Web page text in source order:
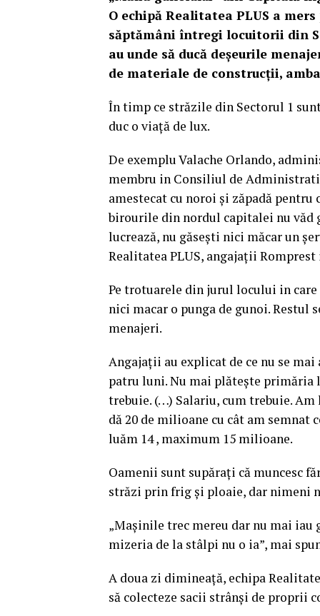
O echipă Realitatea PLUS a
săptămâni întregi locuitorii din
au unde să ducă deșeurile
de materiale de construcții,
În timp ce străzile din Sectorul 1
duc o viață de lux.
De exemplu Valache Orlando,
membru in Consiliul de
amestecat cu noroi și zăpadă
birourile din nordul capitalei nu văd
lucrează, nu găsești nici măcar un
Realitatea PLUS, angajații
Pe trotuarele din jurul locului in
nici macar o punga de gunoi. Restul
menajeri.
Angajații au explicat de ce nu se
patru luni. Nu mai plătește primăria
trebuie. (…) Salariu, cum trebuie.
dă 20 de milioane cu cât am semnat
luăm 14 , maximum 15 milioane.
Oamenii sunt supărați că muncesc
străzi prin frig și ploaie, dar nimeni
„Mașinile trec mereu dar nu mai
mizeria de la stâlpi nu o ia”, mai
A doua zi dimineață, echipa
să colecteze sacii strânși de proprii